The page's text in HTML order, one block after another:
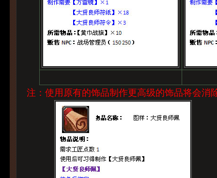
注：使用原有的饰品制作更高级的饰品将会消